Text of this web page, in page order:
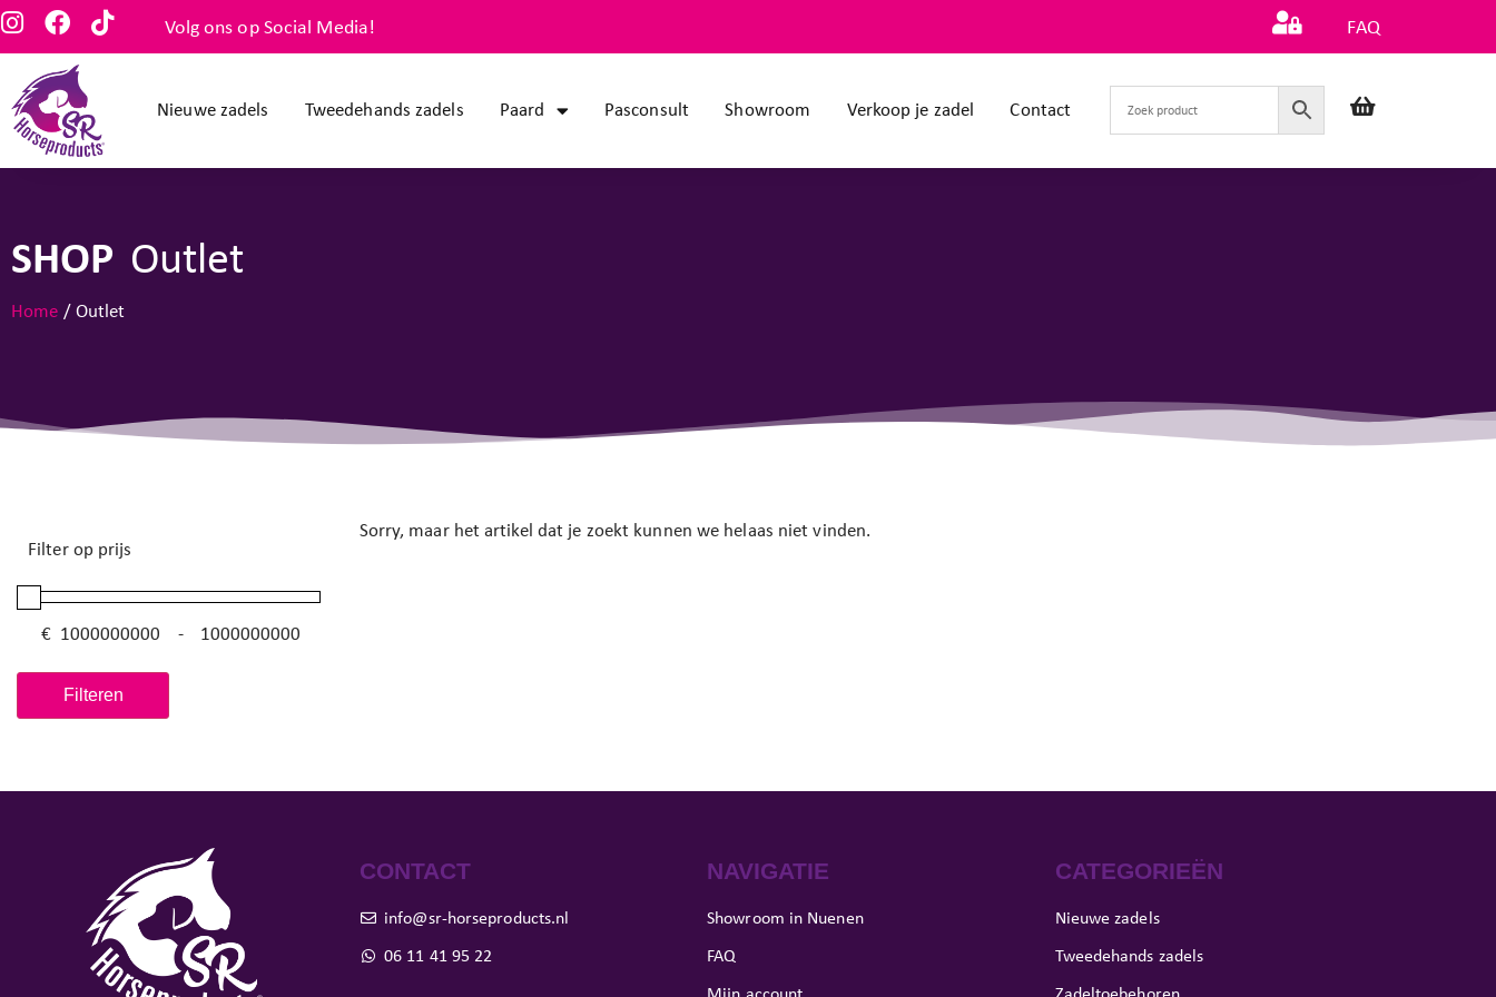
Volg ons op Social Media! FAQ
Nieuwe zadels Tweedehands zadels Paard Pasconsult Showroom Verkoop je zadel Contact
SHOP Outlet
Home / Outlet
Filter op prijs
€ Minimale prijs
-
Maximale prijs
Filteren
Sorry, maar het artikel dat je zoekt kunnen we helaas niet vinden.
CONTACT
info@sr-horseproducts.nl
06 11 41 95 22
NAVIGATIE
Showroom in Nuenen
FAQ
CATEGORIEËN
Nieuwe zadels
Tweedehands zadels